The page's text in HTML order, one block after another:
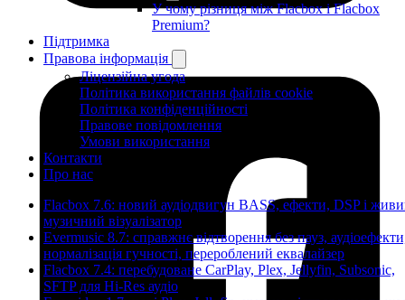
У чому різниця між Flacbox і Flacbox
Premium?
Підтримка
Правова інформація
Ліцензійна угода
Політика використання файлів cookie
Політика конфіденційності
Правове повідомлення
Умови використання
Контакти
Про нас
Flacbox 7.6: новий аудіодвигун BASS, ефекти, DSP і
музичний візуалізатор
Evermusic 8.7: справжнє відтворення без пауз,
нормалізація гучності, перероблений еквалайзер
Flacbox 7.4: перебудоване CarPlay, Plex, Jellyfin, Subsonic,
SFTP для Hi-Res аудіо